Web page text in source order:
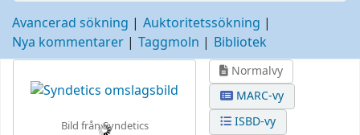
Avancerad sökning
Auktoritetssökning
Nya kommentarer
Taggmoln Bibliotek
Bild från Syndetics
Normalvy
MARC-vy
ISBD-vy